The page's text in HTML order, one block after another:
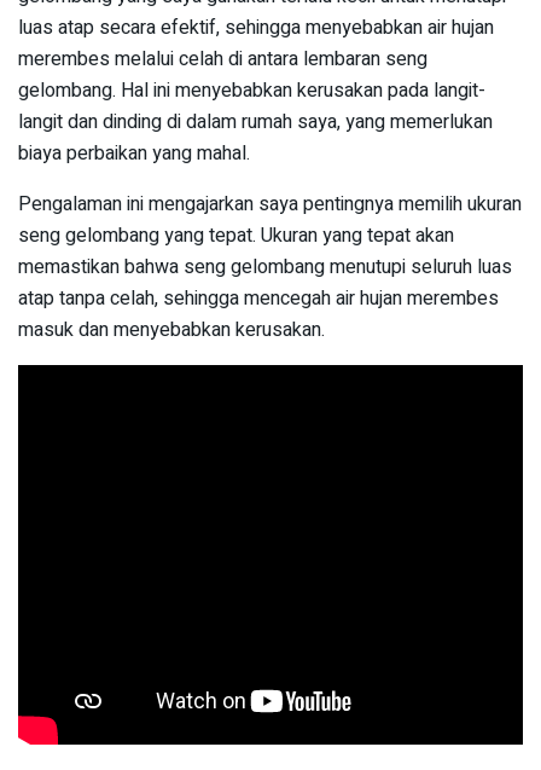
luas atap secara efektif, sehingga menyebabkan air hujan
merembes melalui celah di antara lembaran seng
gelombang. Hal ini menyebabkan kerusakan pada langit-
langit dan dinding di dalam rumah saya, yang memerlukan
biaya perbaikan yang mahal.
Pengalaman ini mengajarkan saya pentingnya memilih ukuran
seng gelombang yang tepat. Ukuran yang tepat akan
memastikan bahwa seng gelombang menutupi seluruh luas
atap tanpa celah, sehingga mencegah air hujan merembes
masuk dan menyebabkan kerusakan.